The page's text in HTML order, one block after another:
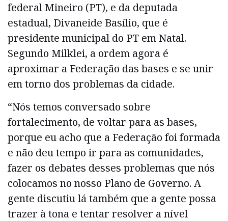
federal Mineiro (PT), e da deputada
estadual, Divaneide Basílio, que é
presidente municipal do PT em Natal.
Segundo Milklei, a ordem agora é
aproximar a Federação das bases e se unir
em torno dos problemas da cidade.
“Nós temos conversado sobre
fortalecimento, de voltar para as bases,
porque eu acho que a Federação foi formada
e não deu tempo ir para as comunidades,
fazer os debates desses problemas que nós
colocamos no nosso Plano de Governo. A
gente discutiu lá também que a gente possa
trazer à tona e tentar resolver a nível